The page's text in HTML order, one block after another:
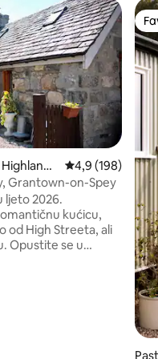
Prosječna
4,9 (198)
Grantown-on-Spey
ljeto 2026.
kućicu,
od High Streeta, ali
Opustite se u